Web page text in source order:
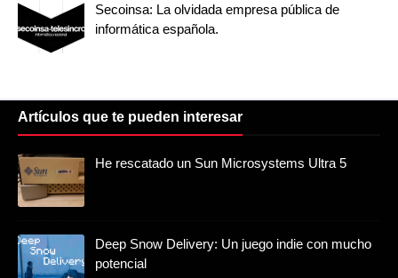
Secoinsa: La olvidada empresa pública de
informática española.
Artículos que te pueden interesar
He rescatado un Sun Microsystems Ultra 5
Deep Snow Delivery: Un juego indie con mucho
potencial